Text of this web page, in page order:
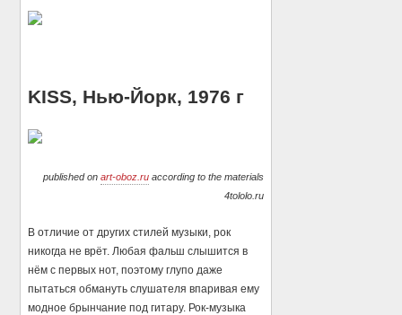
KISS, Нью-Йорк, 1976 г
published on art-oboz.ruaccording to the materials
4tololo.ru
В отличие от других стилей музыки, рок
никогда не врёт. Любая фальш слышится в
нём с первых нот, поэтому глупо даже
пытаться обмануть слушателя впаривая ему
модное брынчание под гитару. Рок-музыка